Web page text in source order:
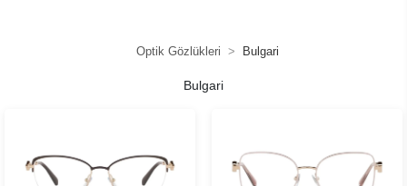
Optik Gözlükleri Bulgari
Bulgari